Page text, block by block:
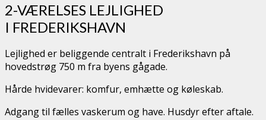
2-VÆRELSES LEJLIGHED
I FREDERIKSHAVN
Lejlighed er beliggende centralt i Frederikshavn på
hovedstrøg 750 m fra byens gågade.
Hårde hvidevarer: komfur, emhætte og køleskab.
Adgang til fælles vaskerum og have. Husdyr efter aftale.